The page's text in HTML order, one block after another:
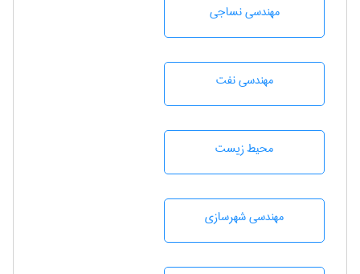
مهندسي نساجی
مهندسی نفت
محيط زيست
مهندسی شهرسازی